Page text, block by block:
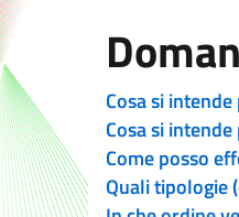
Cosa si
Cosa si
Come posso
Quali tipologie